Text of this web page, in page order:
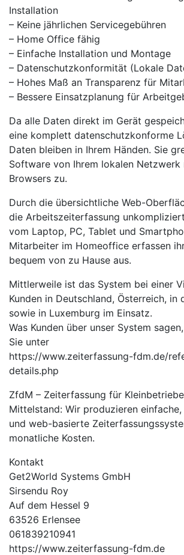
Installation
– Keine jährlichen Servicegebühren
– Home Office fähig
– Einfache Installation und Montage
– Datenschutzkonformität (Lokale
– Hohes Maß an Transparenz für
– Bessere Einsatzplanung für
Da alle Daten direkt im Gerät
eine komplett datenschutzkonforme
Daten bleiben in Ihrem Händen. Sie
Software von Ihrem lokalen Netzwerk
Browsers zu.
Durch die übersichtliche Web-
die Arbeitszeiterfassung
vom Laptop, PC, Tablet und
Mitarbeiter im Homeoffice erfassen
bequem von zu Hause aus.
Mittlerweile ist das System bei einer
Kunden in Deutschland, Österreich, in
sowie in Luxemburg im Einsatz.
Was Kunden über unser System
Sie unter
https://www.zeiterfassung-fdm.de/
details.php
ZfdM – Zeiterfassung für
Mittelstand: Wir produzieren
und web-basierte
monatliche Kosten.
Kontakt
Get2World Systems GmbH
Sirsendu Roy
Auf dem Hessel 9
63526 Erlensee
061839210941
https://www.zeiterfassung-fdm.de